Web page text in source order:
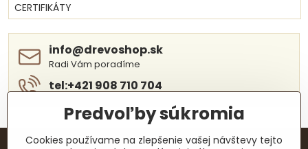
CERTIFIKÁTY
info​@drevoshop​.sk
Radi Vám poradíme
tel:+421 908 710 704
Predvoľby súkromia
Cookies používame na zlepšenie vašej návštevy tejto